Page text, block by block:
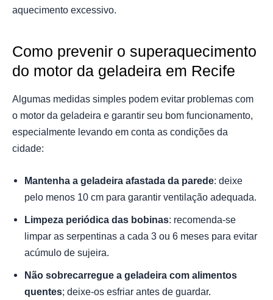
aquecimento excessivo.
Como prevenir o superaquecimento
do motor da geladeira em Recife
Algumas medidas simples podem evitar problemas com
o motor da geladeira e garantir seu bom funcionamento,
especialmente levando em conta as condições da
cidade:
Mantenha a geladeira afastada da parede: deixe
pelo menos 10 cm para garantir ventilação adequada.
Limpeza periódica das bobinas: recomenda-se
limpar as serpentinas a cada 3 ou 6 meses para evitar
acúmulo de sujeira.
Não sobrecarregue a geladeira com alimentos
quentes; deixe-os esfriar antes de guardar.